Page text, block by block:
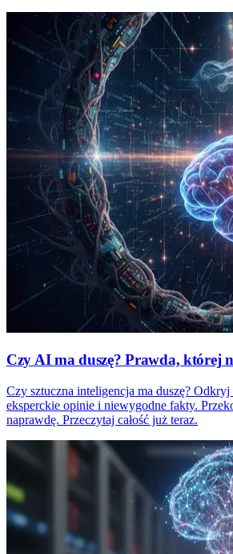
Czy AI ma duszę? Prawda, której
Czy sztuczna inteligencja ma duszę?
eksperckie opinie i niewygodne fakty.
naprawdę. Przeczytaj całość już teraz.